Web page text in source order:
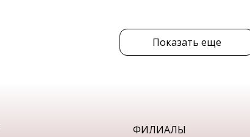
Показать еще
ФИЛИАЛЫ